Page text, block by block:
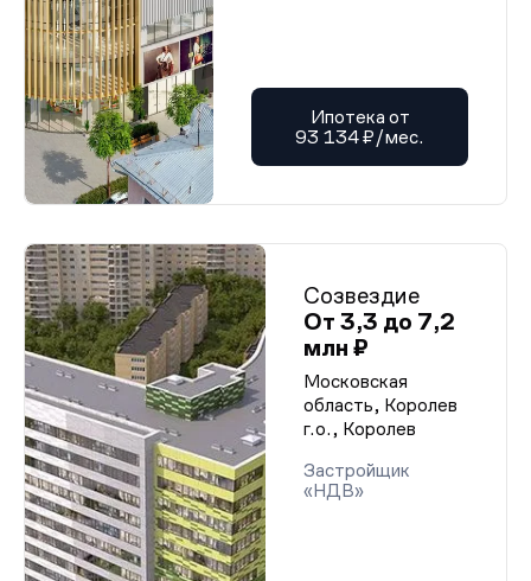
Ипотека от
93 134 ₽/мес.
Созвездие
От 3,3 до 7,2
млн ₽
Московская
область, Королев
г.о., Королев
Застройщик
«НДВ»